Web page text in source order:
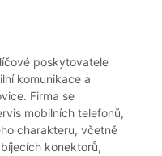
poskytovatele
komunikace a
Firma se
mobilních telefonů,
charakteru, včetně
konektorů,